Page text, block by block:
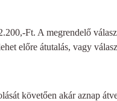
Ft. A megrendelő
előre átutalás, vagy
követően akár aznap